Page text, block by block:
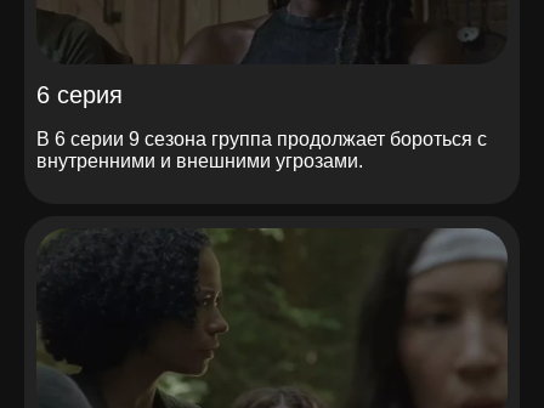
6 серия
В 6 серии 9 сезона группа продолжает бороться с
внутренними и внешними угрозами.